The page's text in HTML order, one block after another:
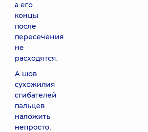
а его
концы
после
пересечения
не
расходятся.
А шов
сухожилия
сгибателей
пальцев
наложить
непросто,